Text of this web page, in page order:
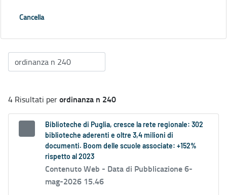
Cancella
4 Risultati perordinanza n 240
Biblioteche di Puglia, cresce la rete regionale: 302
biblioteche aderenti e oltre 3,4 milioni di
documenti. Boom delle scuole associate: +152%
rispetto al 2023
Contenuto Web - Data di Pubblicazione 6-
mag-2026 15.46